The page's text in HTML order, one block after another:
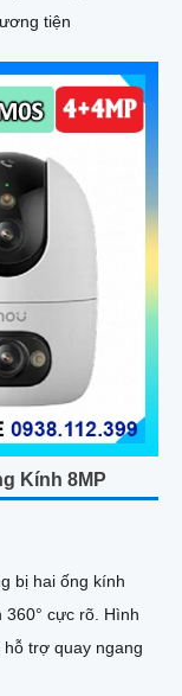
tiện
Kính 8MP
bị hai ống kính
cực rõ. Hình
trợ quay ngang